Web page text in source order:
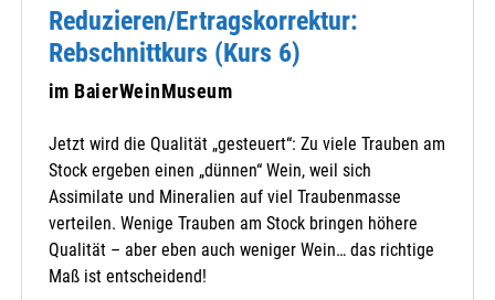
Reduzieren/Ertragskorrektur:
Rebschnittkurs (Kurs 6)
im BaierWeinMuseum
Jetzt wird die Qualität „gesteuert“: Zu viele Trauben am
Stock ergeben einen „dünnen“ Wein, weil sich
Assimilate und Mineralien auf viel Traubenmasse
verteilen. Wenige Trauben am Stock bringen höhere
Qualität – aber eben auch weniger Wein… das richtige
Maß ist entscheidend!